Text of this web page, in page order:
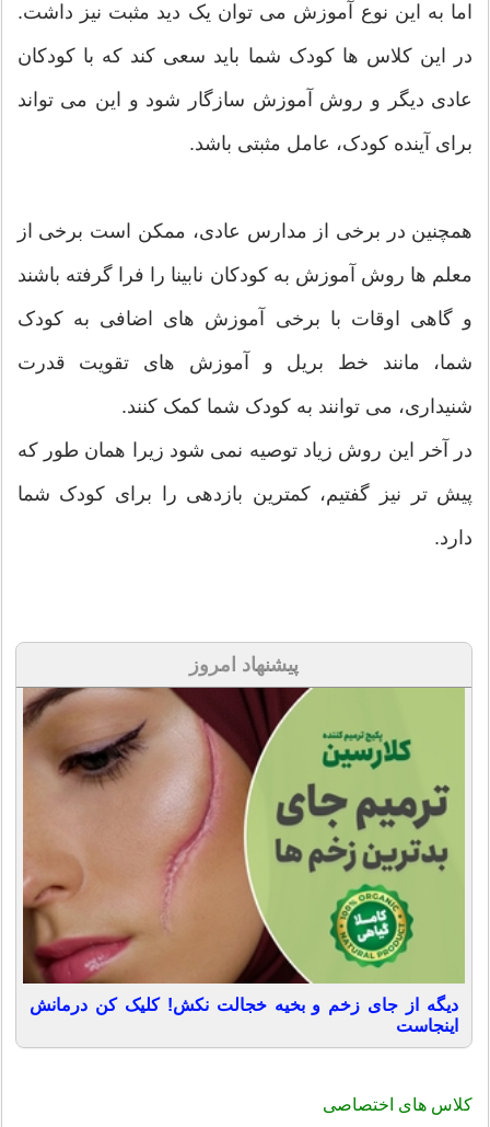
اما به این نوع آموزش می توان یک دید مثبت نیز داشت.
در این کلاس ها کودک شما باید سعی کند که با کودکان
عادی دیگر و روش آموزش سازگار شود و این می تواند
برای آینده کودک، عامل مثبتی باشد.
همچنین در برخی از مدارس عادی، ممکن است برخی از
معلم ها روش آموزش به کودکان نابینا را فرا گرفته باشند
و گاهی اوقات با برخی آموزش های اضافی به کودک
شما، مانند خط بریل و آموزش های تقویت قدرت
شنیداری، می توانند به کودک شما کمک کنند.
در آخر این روش زیاد توصیه نمی شود زیرا همان طور که
پیش تر نیز گفتیم، کمترین بازدهی را برای کودک شما
دارد.
پیشنهاد امروز
دیگه از جای زخم و بخیه خجالت نکش! کلیک کن درمانش
اینجاست
کلاس های اختصاصی